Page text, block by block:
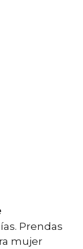
Prendas
mujer